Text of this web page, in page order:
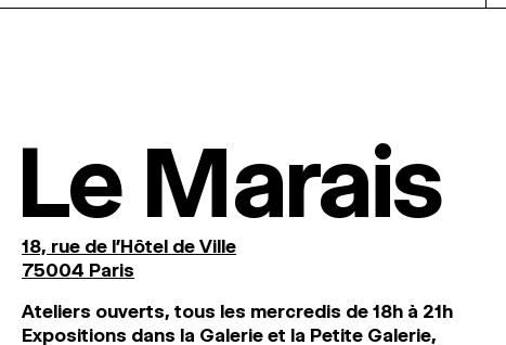
Le Marais
18, rue de l'Hôtel de Ville
75004 Paris
Ateliers ouverts, tous les mercredis de 18h à 21h
Expositions dans la Galerie et la Petite Galerie,